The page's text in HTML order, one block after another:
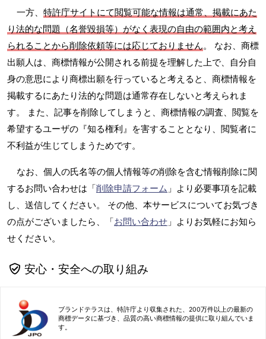
一方、 特許庁サイトにて閲覧可能な情報は通常、掲載にあた
り法的な問題（名誉毀損等）がなく表現の自由の範囲内と考え
られることから削除依頼等には応じておりません。 なお、商標
出願人は、商標情報が公開される前提を理解した上で、自分自
身の意思により商標出願を行っていると考えると、商標情報を
掲載するにあたり法的な問題は通常存在しないと考えられま
す。 また、記事を削除してしまうと、商標情報の調査、閲覧を
希望するユーザの『知る権利』を害することとなり、閲覧者に
不利益が生じてしまうためです。
なお、個人の氏名等の個人情報等の削除を含む情報削除に関
するお問い合わせは「削除申請フォーム 」より必要事項を記載
し、送信してください。 その他、本サービスについてお気づき
の点がございましたら、「お問い合わせ 」よりお気軽にお知ら
せください。
安心・安全への取り組み
ブランドテラスは、特許庁より収集された、200万件以上の最新の
商標データに基づき、品質の高い商標情報の提供に取り組んでいま
す。